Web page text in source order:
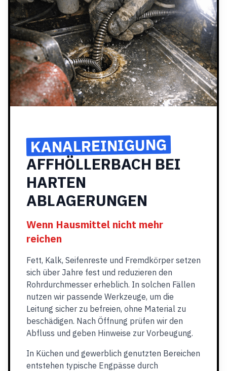
KANALREINIGUNG
AFFHÖLLERBACH BEI
HARTEN
ABLAGERUNGEN
Wenn Hausmittel nicht mehr
reichen
Fett, Kalk, Seifenreste und Fremdkörper setzen
sich über Jahre fest und reduzieren den
Rohrdurchmesser erheblich. In solchen Fällen
nutzen wir passende Werkzeuge, um die
Leitung sicher zu befreien, ohne Material zu
beschädigen. Nach Öffnung prüfen wir den
Abfluss und geben Hinweise zur Vorbeugung.
In Küchen und gewerblich genutzten Bereichen
entstehen typische Engpässe durch